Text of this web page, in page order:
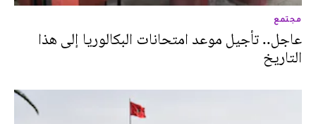
مجتمع
عاجل.. تأجيل موعد امتحانات البكالوريا إلى هذا
التاريخ